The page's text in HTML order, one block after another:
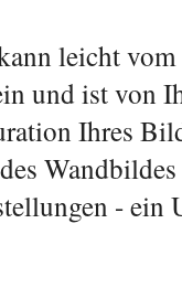
leicht
und ist von
Ihres
- ein